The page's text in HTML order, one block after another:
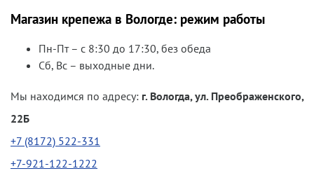
Магазин крепежа в Вологде: режим работы
Пн-Пт – с 8:30 до 17:30, без обеда
Сб, Вс – выходные дни.
Мы находимся по адресу: г. Вологда, ул. Преображенского,
22Б
+7 (8172) 522-331
+7-921-122-1222